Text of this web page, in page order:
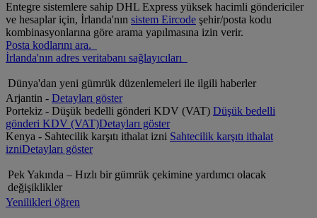
Entegre sistemlere sahip DHL Express yüksek hacimli göndericiler
ve hesaplar için, İrlanda'nın sistem Eircode şehir/posta kodu
kombinasyonlarına göre arama yapılmasına izin verir.
Posta kodlarını ara.
İrlanda'nın adres veritabanı sağlayıcıları
Dünya'dan yeni gümrük düzenlemeleri ile ilgili haberler
Arjantin - Detayları göster
Portekiz - Düşük bedelli gönderi KDV (VAT) Düşük bedelli
gönderi KDV (VAT)Detayları göster
Kenya - Sahtecilik karşıtı ithalat izni Sahtecilik karşıtı ithalat
izniDetayları göster
Pek Yakında – Hızlı bir gümrük çekimine yardımcı olacak
değişiklikler
Yenilikleri öğren